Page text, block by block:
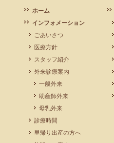
ホーム
インフォメーション
ごあいさつ
医療方針
スタッフ紹介
外来診療案内
一般外来
助産師外来
母乳外来
診療時間
里帰り出産の方へ